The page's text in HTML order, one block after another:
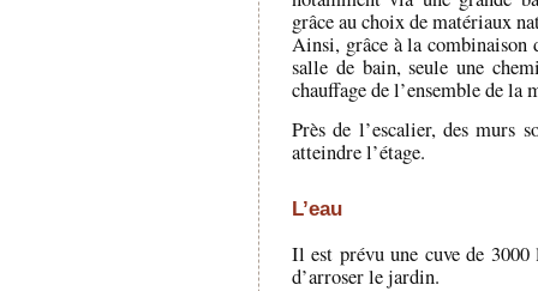
grâce au choix de matériaux
Ainsi, grâce à la combinaison
salle de bain, seule une
chauffage de l’ensemble de la
Près de l’escalier, des murs
atteindre l’étage.
L’eau
Il est prévu une cuve de
d’arroser le jardin.